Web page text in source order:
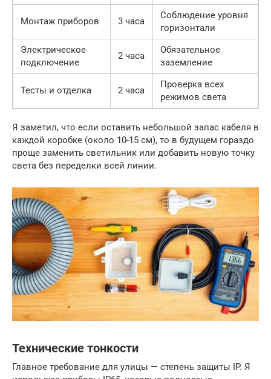
Монтаж приборов 3 часа
Соблюдение уровня
горизонтали
Электрическое
подключение
2 часа
Обязательное
заземление
Тесты и отделка 2 часа
Проверка всех
режимов света
Я заметил, что если оставить небольшой запас кабеля в
каждой коробке (около 10-15 см), то в будущем гораздо
проще заменить светильник или добавить новую точку
света без переделки всей линии.
Технические тонкости
Главное требование для улицы — степень защиты IP. Я